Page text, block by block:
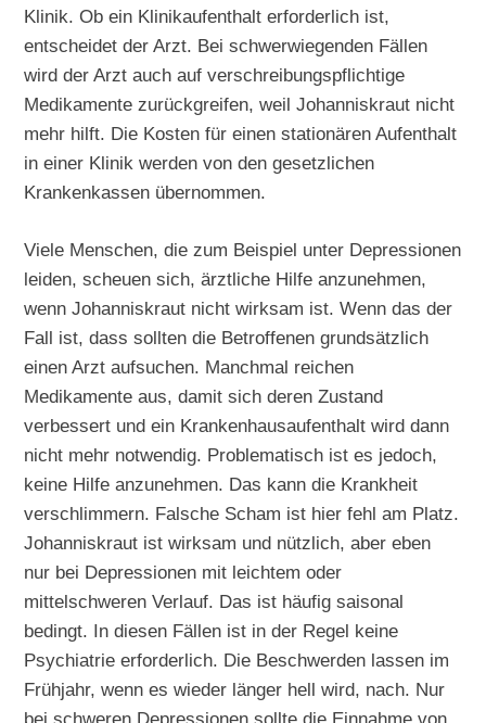
Klinik. Ob ein Klinikaufenthalt erforderlich ist,
entscheidet der Arzt. Bei schwerwiegenden Fällen
wird der Arzt auch auf verschreibungspflichtige
Medikamente zurückgreifen, weil Johanniskraut nicht
mehr hilft. Die Kosten für einen stationären Aufenthalt
in einer Klinik werden von den gesetzlichen
Krankenkassen übernommen.
Viele Menschen, die zum Beispiel unter Depressionen
leiden, scheuen sich, ärztliche Hilfe anzunehmen,
wenn Johanniskraut nicht wirksam ist. Wenn das der
Fall ist, dass sollten die Betroffenen grundsätzlich
einen Arzt aufsuchen. Manchmal reichen
Medikamente aus, damit sich deren Zustand
verbessert und ein Krankenhausaufenthalt wird dann
nicht mehr notwendig. Problematisch ist es jedoch,
keine Hilfe anzunehmen. Das kann die Krankheit
verschlimmern. Falsche Scham ist hier fehl am Platz.
Johanniskraut ist wirksam und nützlich, aber eben
nur bei Depressionen mit leichtem oder
mittelschweren Verlauf. Das ist häufig saisonal
bedingt. In diesen Fällen ist in der Regel keine
Psychiatrie erforderlich. Die Beschwerden lassen im
Frühjahr, wenn es wieder länger hell wird, nach. Nur